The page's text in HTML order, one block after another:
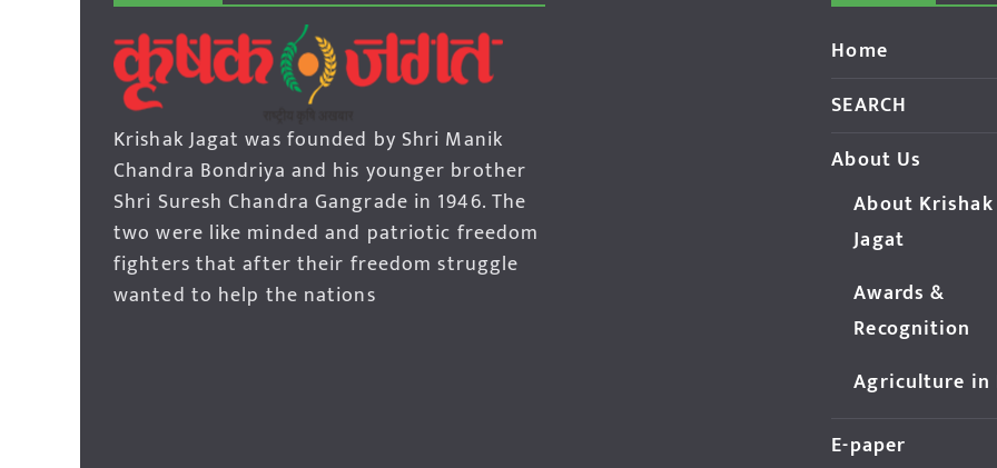
Krishak Jagat was founded by Shri Manik
Chandra Bondriya and his younger brother
Shri Suresh Chandra Gangrade in 1946. The
two were like minded and patriotic freedom
fighters that after their freedom struggle
wanted to help the nations
Home
SEARCH
About Us
About Krishak
Jagat
Awards &
Recognition
Agriculture in
E-paper